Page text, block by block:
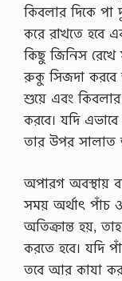
কিবলার দিকে পা
করে রাখতে হবে
কিছু জিনিস রেখে
রুকু সিজদা করবে
শুয়ে এবং
করবে। যদি
তার উপর সালাত
অপারগ অবস্থায়
সময় অর্থাৎ পাঁচ
অতিক্রান্ত হয়,
করতে হবে। যদি
তবে আর কাযা